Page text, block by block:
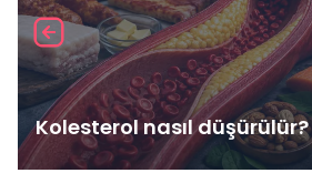
Kolesterol nasıl düşürülür?